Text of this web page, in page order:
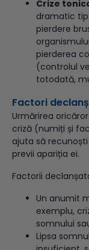
Crize
dramatic
pierdere
pierderea
(controlul
totodată,
Factori
Urmărirea
criză (numiți și
ajuta să
previi apariția ei.
Factorii
Un anumit
exemplu,
somnului
Lipsa